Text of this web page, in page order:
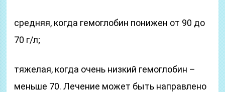
средняя, когда гемоглобин понижен от 90 до
70 г/л;
тяжелая, когда очень низкий гемоглобин –
меньше 70. Лечение может быть направлено